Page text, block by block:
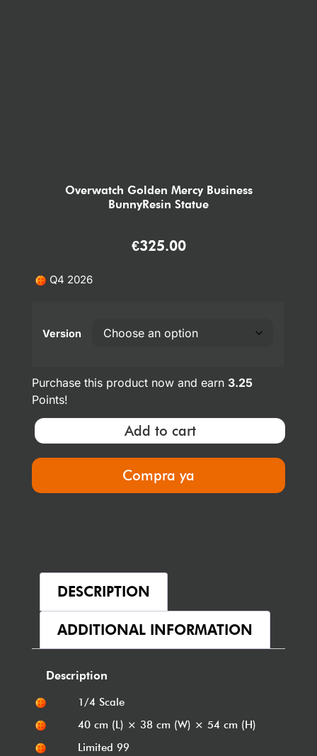
Overwatch Golden Mercy Business
BunnyResin Statue
€325.00
Q4 2026
Version
Purchase this product now and earn 3.25
Points!
Add to cart
Compra ya
DESCRIPTION
ADDITIONAL INFORMATION
Description
1/4 Scale
40 cm (L) × 38 cm (W) × 54 cm (H)
Limited 99